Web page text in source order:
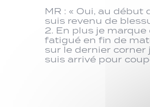
MR : « Oui, au
suis revenu de
2. En plus je marque
fatigué en fin de
sur le dernier corner
suis arrivé pour